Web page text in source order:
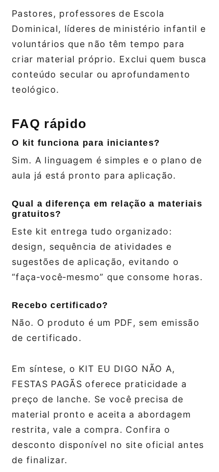
Pastores, professores de Escola
Dominical, líderes de ministério infantil e
voluntários que não têm tempo para
criar material próprio. Exclui quem busca
conteúdo secular ou aprofundamento
teológico.
FAQ rápido
O kit funciona para iniciantes?
Sim. A linguagem é simples e o plano de
aula já está pronto para aplicação.
Qual a diferença em relação a materiais
gratuitos?
Este kit entrega tudo organizado:
design, sequência de atividades e
sugestões de aplicação, evitando o
“faça‑você‑mesmo” que consome horas.
Recebo certificado?
Não. O produto é um PDF, sem emissão
de certificado.
Em síntese, o KIT EU DIGO NÃO A,
FESTAS PAGÃS oferece praticidade a
preço de lanche. Se você precisa de
material pronto e aceita a abordagem
restrita, vale a compra. Confira o
desconto disponível no site oficial antes
de finalizar.